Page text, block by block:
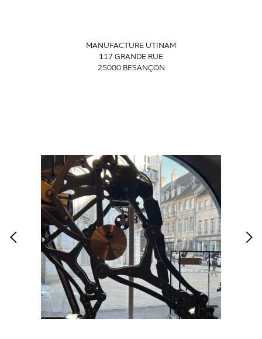
MANUFACTURE UTINAM
117 GRANDE RUE
25000 BESANÇON